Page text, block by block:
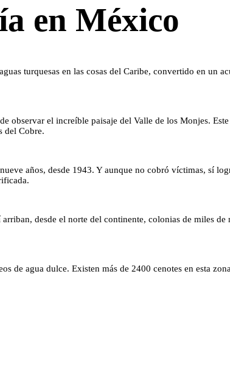
en México
turquesas en las cosas del Caribe, convertido en un
observar el increíble paisaje del Valle de los Monjes.
del Cobre.
años, desde 1943. Y aunque no cobró víctimas, sí
desde el norte del continente, colonias de miles de
de agua dulce. Existen más de 2400 cenotes en esta